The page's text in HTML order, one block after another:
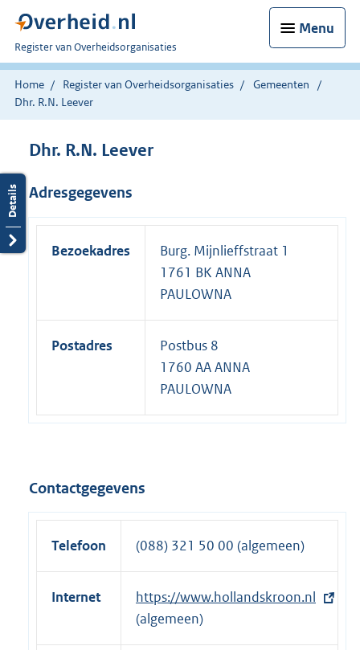
Menu
U
bent
nu
hier:
Register van Overheidsorganisaties
Home Register van Overheidsorganisaties
Gemeenten
Dhr. R.N. Leever
Dhr. R.N. Leever
Adresgegevens
Bezoekadres
Burg. Mijnlieffstraat 1
1761 BK ANNA
PAULOWNA
Postadres
Postbus 8
1760 AA ANNA
PAULOWNA
Contactgegevens
Telefoon (088) 321 50 00 (algemeen)
Internet
E
x
t
https://www.hollandskroon.nl
(algemeen)